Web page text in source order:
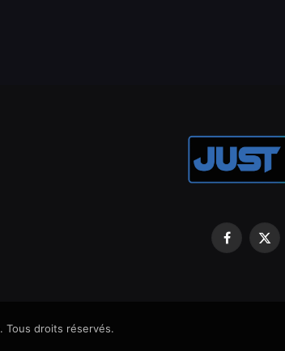
Facebook
X
. Tous droits réservés.